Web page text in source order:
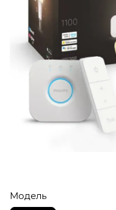
Модель